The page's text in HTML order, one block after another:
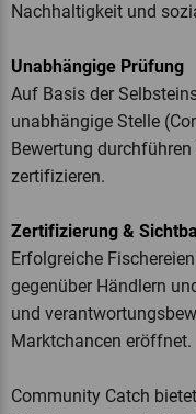
Nachhaltigkeit und
Unabhängige Prüfung
Auf Basis der
unabhängige Stelle
Bewertung
zertifizieren.
Zertifizierung &
Erfolgreiche
gegenüber Händlern
und
Marktchancen eröffnet.
Community Catch